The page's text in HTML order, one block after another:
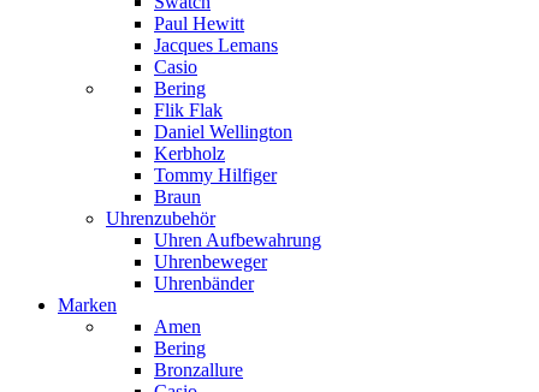
Paul Hewitt
Jacques Lemans
Casio
Bering
Flik Flak
Daniel Wellington
Kerbholz
Tommy Hilfiger
Braun
Uhrenzubehör
Uhren Aufbewahrung
Uhrenbeweger
Uhrenbänder
Marken
Amen
Bering
Bronzallure